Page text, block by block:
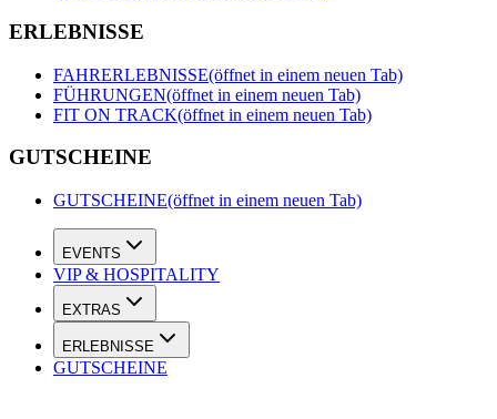
ERLEBNISSE
FAHRERLEBNISSE(öffnet in einem neuen Tab)
FÜHRUNGEN(öffnet in einem neuen Tab)
FIT ON TRACK(öffnet in einem neuen Tab)
GUTSCHEINE
GUTSCHEINE(öffnet in einem neuen Tab)
EVENTS
VIP & HOSPITALITY
EXTRAS
ERLEBNISSE
GUTSCHEINE